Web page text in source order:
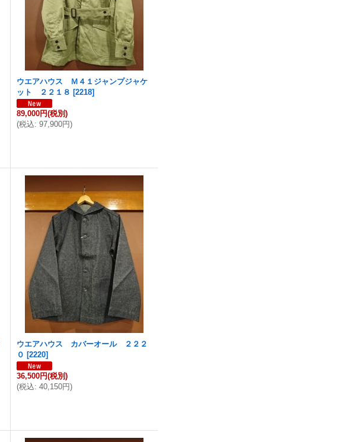
ウエアハウス Ｍ４１ジャンプジャケ
ット ２２１８ [2218]
89,000円(税別)
(税込: 97,900円)
ウエアハウス カバーオール ２２２
０ [2220]
36,500円(税別)
(税込: 40,150円)